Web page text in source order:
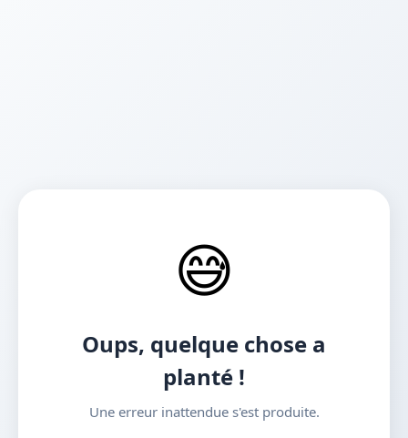
😅
Oups, quelque chose a
planté !
Une erreur inattendue s'est produite.